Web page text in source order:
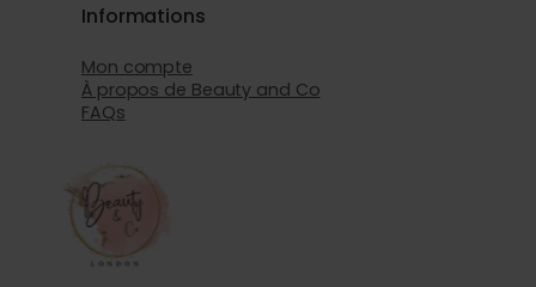
Informations
Mon compte
À propos de Beauty and Co
FAQs